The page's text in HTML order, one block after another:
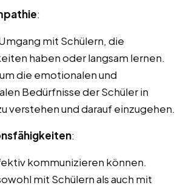
:
mit Schülern, die
haben oder langsam lernen.
die emotionalen und
Bedürfnisse der Schüler in
verstehen und darauf einzugehen.
:
kommunizieren können.
mit Schülern als auch mit